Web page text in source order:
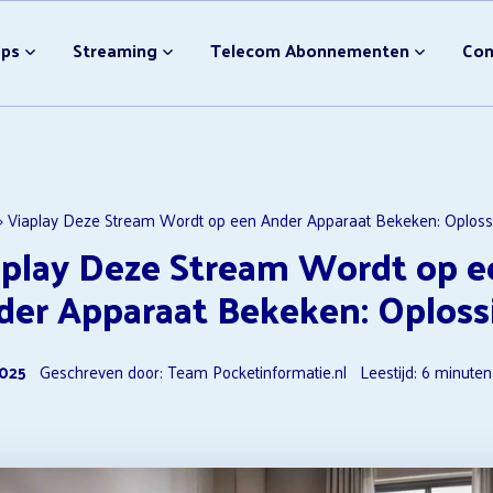
Streaming
Nieuwe Disney Films
NPO Plus Downloader
Ondertiteling Disney Plus
Video streamingdiensten
F1 TV Opzeggen
Telecom Abonnementen
Nieuwe Disney Films
Viaplay Deze Stream Wordt op een Ander Apparaat Bekeken:
Deze Stream Wordt op
Apparaat Bekeken:
Geschreven door: Team Pocketinformatie.nl Leestijd:6minuten